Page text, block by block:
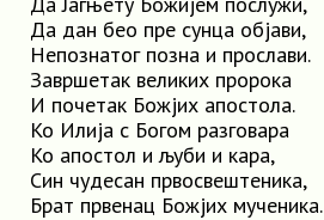
Да дан бео пре сунца објави,
Непознатог позна и прослави.
Завршетак великих пророка
И почетак Божјих апостола.
Ко Илија c Богом разговара
Ко апостол и љуби и кара,
Син чудесан првосвештеника,
Брат првенац Божјих мученика.